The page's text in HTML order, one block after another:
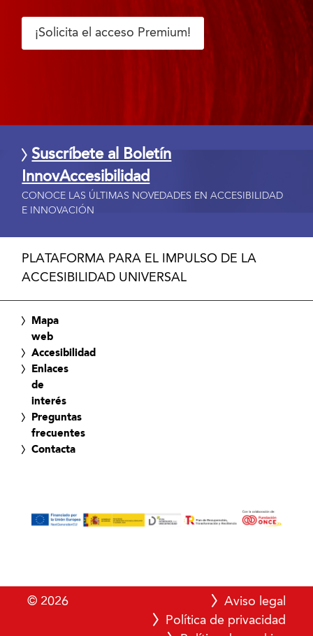
¡Solicita el acceso Premium!
Suscríbete al Boletín
InnovAccesibilidad
CONOCE LAS ÚLTIMAS NOVEDADES EN ACCESIBILIDAD
E INNOVACIÓN
PLATAFORMA PARA EL IMPULSO DE LA
ACCESIBILIDAD UNIVERSAL
Mapa
web
Accesibilidad
Enlaces
de
interés
Preguntas
frecuentes
Contacta
© 2026
Aviso legal
Política de privacidad